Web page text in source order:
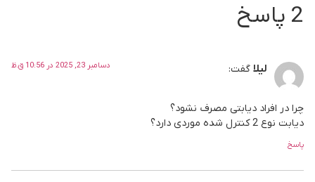
2 پاسخ
لیلا گفت: دسامبر 23, 2025 در 10:56 ق.ظ
چرا در افراد دیابتی مصرف نشود؟
دیابت نوع 2 کنترل شده موردی دارد؟
پاسخ